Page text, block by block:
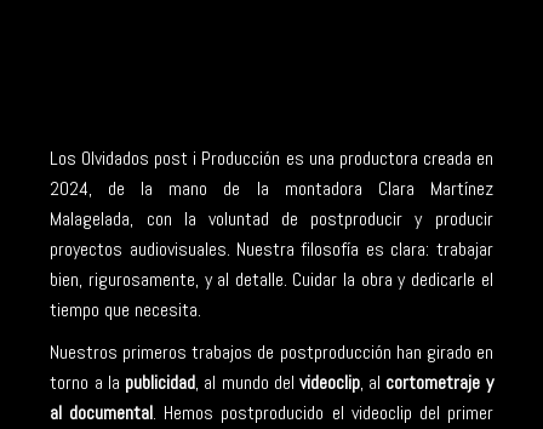
Los Olvidados post i Producción es una productora creada en
2024, de la mano de la montadora Clara Martínez
Malagelada, con la voluntad de postproducir y producir
proyectos audiovisuales. Nuestra filosofía es clara: trabajar
bien, rigurosamente, y al detalle. Cuidar la obra y dedicarle el
tiempo que necesita.
Nuestros primeros trabajos de postproducción han girado en
torno a la publicidad, al mundo del videoclip, al cortometraje y
al documental. Hemos postproducido el videoclip del primer